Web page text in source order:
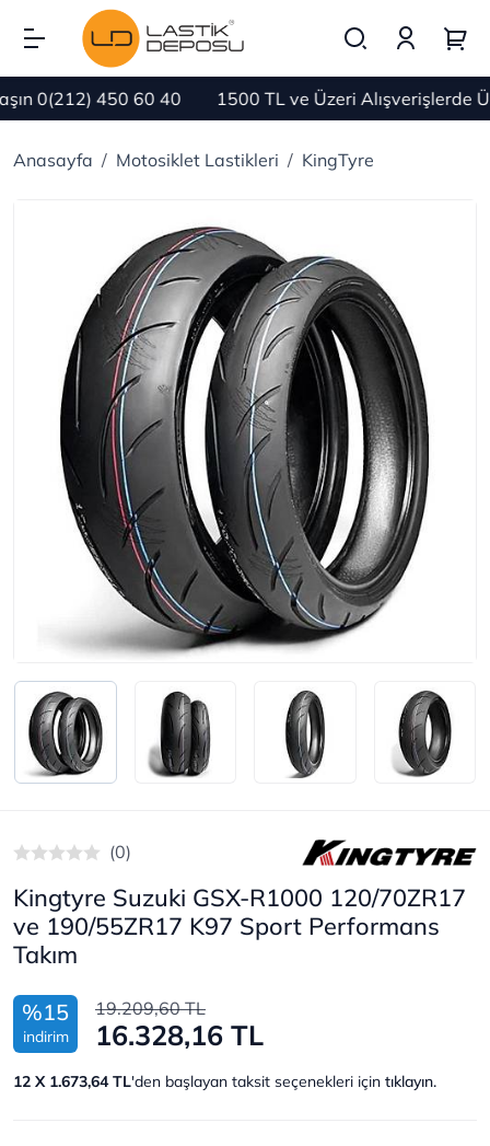
0(212) 450 60 40 1500 TL ve Üzeri Alışverişlerde
Anasayfa Motosiklet Lastikleri KingTyre
(0)
Kingtyre Suzuki GSX-R1000 120/70ZR17
ve 190/55ZR17 K97 Sport Performans
Takım
%15
indirim
19.209,60 TL
16.328,16 TL
12 X 1.673,64 TL'den başlayan taksit seçenekleri için tıklayın.